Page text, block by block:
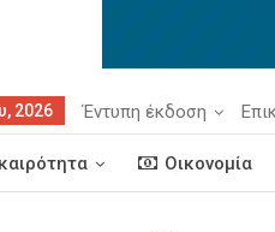
2026 Έντυπη έκδοση
Οικονομία